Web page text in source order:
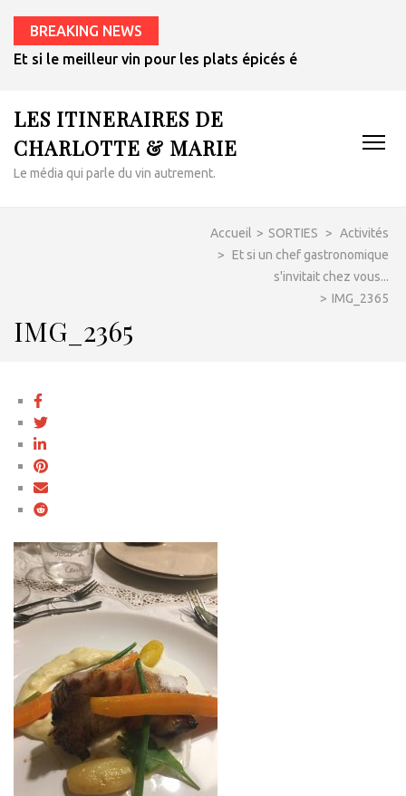
BREAKING NEWS
Et si le meilleur vin pour les plats épicés était un rosé de
LES ITINERAIRES DE
CHARLOTTE & MARIE
Le média qui parle du vin autrement.
Accueil > SORTIES > Activités
> Et si un chef gastronomique
s'invitait chez vous...
> IMG_2365
IMG_2365